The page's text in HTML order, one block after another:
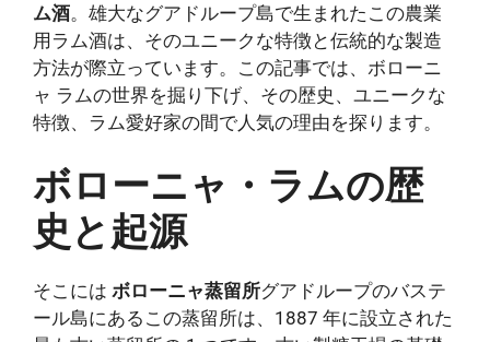
ム酒。雄大なグアドループ島で生まれたこの農業
用ラム酒は、そのユニークな特徴と伝統的な製造
方法が際立っています。この記事では、ボローニ
ャ ラムの世界を掘り下げ、その歴史、ユニークな
特徴、ラム愛好家の間で人気の理由を探ります。
ボローニャ・ラムの歴
史と起源
そこには ボローニャ蒸留所グアドループのバステ
ール島にあるこの蒸留所は、1887 年に設立された